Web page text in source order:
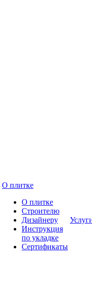
О плитке
О плитке
Строителю
Дизайнеру
Инструкция
по укладке
Сертификаты